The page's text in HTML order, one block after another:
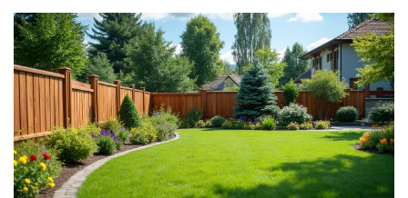
необходимое оборудование, преимущества,
недостатки, а также советы и подсказки для надежного
монтажа.